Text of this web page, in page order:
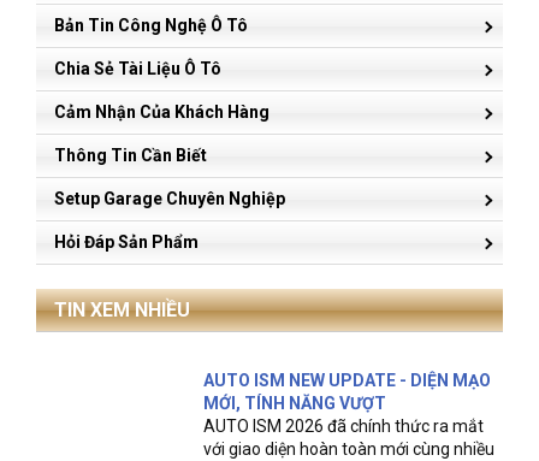
Bản Tin Công Nghệ Ô Tô
Chia Sẻ Tài Liệu Ô Tô
Cảm Nhận Của Khách Hàng
Thông Tin Cần Biết
Setup Garage Chuyên Nghiệp
Hỏi Đáp Sản Phẩm
TIN XEM NHIỀU
AUTO ISM NEW UPDATE - DIỆN MẠO
MỚI, TÍNH NĂNG VƯỢT
AUTO ISM 2026 đã chính thức ra mắt
với giao diện hoàn toàn mới cùng nhiều